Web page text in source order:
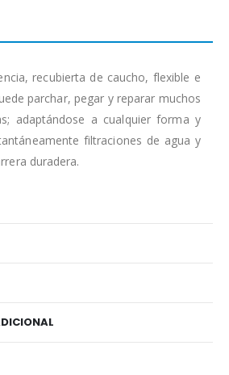
recubierta de caucho, flexible e
parchar, pegar y reparar muchos
adaptándose a cualquier forma y
filtraciones de agua y
duradera.